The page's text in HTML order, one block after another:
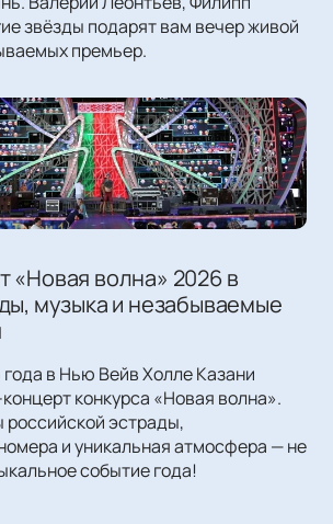
звёзды подарят вам вечер живой
премьер.
«Новая волна» 2026 в
музыка и незабываемые
года в Нью Вейв Холле Казани
конкурса «Новая волна».
эстрады,
и уникальная атмосфера — не
событие года!